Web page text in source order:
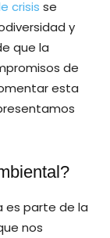
crisis se
y
que la
de
esta
es parte de la
nos